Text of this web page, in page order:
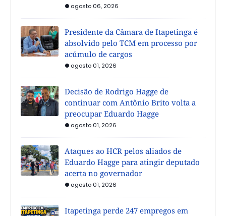
agosto 06, 2026
Presidente da Câmara de Itapetinga é
absolvido pelo TCM em processo por
acúmulo de cargos
agosto 01, 2026
Decisão de Rodrigo Hagge de
continuar com Antônio Brito volta a
preocupar Eduardo Hagge
agosto 01, 2026
Ataques ao HCR pelos aliados de
Eduardo Hagge para atingir deputado
acerta no governador
agosto 01, 2026
Itapetinga perde 247 empregos em